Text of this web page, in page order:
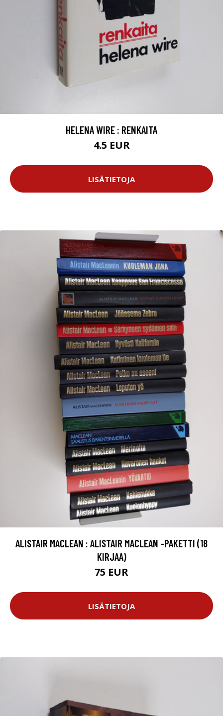
HELENA WIRE : RENKAITA
4.5 EUR
LISÄTIETOJA
ALISTAIR MACLEAN : ALISTAIR MACLEAN -PAKETTI (18
KIRJAA)
75 EUR
LISÄTIETOJA